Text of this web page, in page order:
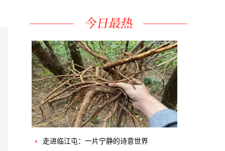
走进临江屯：一片宁静的诗意世界